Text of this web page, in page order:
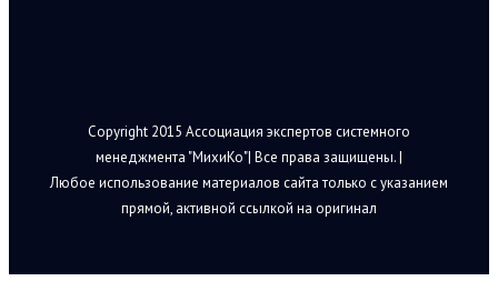
Copyright 2015 Ассоциация экспертов системного
менеджмента "МихиКо"| Все права защищены. |
Любое использование материалов сайта только с указанием
прямой, активной ссылкой на оригинал